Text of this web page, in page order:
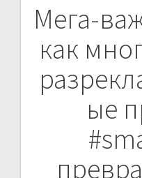
Мега-
как
ые
по
записям